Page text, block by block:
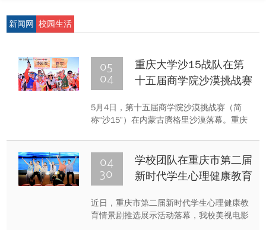
新闻网
校园生活
05
04
重庆大学沙15战队在第
十五届商学院沙漠挑战赛
5月4日，第十五届商学院沙漠挑战赛（简
称“沙15”）在内蒙古腾格里沙漠落幕。重庆
代表重庆大学出征，从120余所院校队伍中
强势突围，创造了历史最佳成绩，获得MBA
组团队亚军。
04
30
学校团队在重庆市第二届
新时代学生心理健康教育
特等奖
近日，重庆市第二届新时代学生心理健康教
育情景剧推选展示活动落幕，我校美视电影